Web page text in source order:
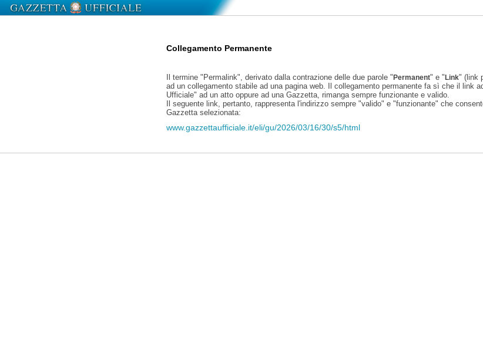
Collegamento Permanente
Il termine "Permalink", derivato dalla contrazione delle due parole "Permanent" e "Link" (link
ad un collegamento stabile ad una pagina web. Il collegamento permanente fa sì che il link
Ufficiale" ad un atto oppure ad una Gazzetta, rimanga sempre funzionante e valido.
Il seguente link, pertanto, rappresenta l'indirizzo sempre "valido" e "funzionante" che
Gazzetta selezionata:
www.gazzettaufficiale.it/eli/gu/2026/03/16/30/s5/html